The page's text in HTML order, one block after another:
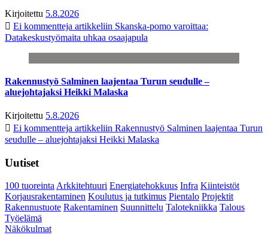
Kirjoitettu 5.8.2026
Ei kommentteja artikkeliin Skanska-pomo varoittaa:
Datakeskustyömaita uhkaa osaajapula
Rakennustyö Salminen laajentaa Turun seudulle –
aluejohtajaksi Heikki Malaska
Kirjoitettu 5.8.2026
Ei kommentteja artikkeliin Rakennustyö Salminen laajentaa Turun
seudulle – aluejohtajaksi Heikki Malaska
Uutiset
100 tuoreintaArkkitehtuuri Energiatehokkuus Infra Kiinteistöt
Korjausrakentaminen Koulutus ja tutkimus Pientalo Projektit
Rakennustuote Rakentaminen Suunnittelu Talotekniikka Talous
Työelämä
Näkökulmat